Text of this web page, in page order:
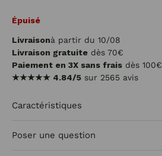
Épuisé
Livraisonà partir du 10/08
Livraison gratuite dès 70€
Paiement en 3X sans frais dès 100€
★★★★★ 4.84/5 sur 2565 avis
Caractéristiques
Poser une question